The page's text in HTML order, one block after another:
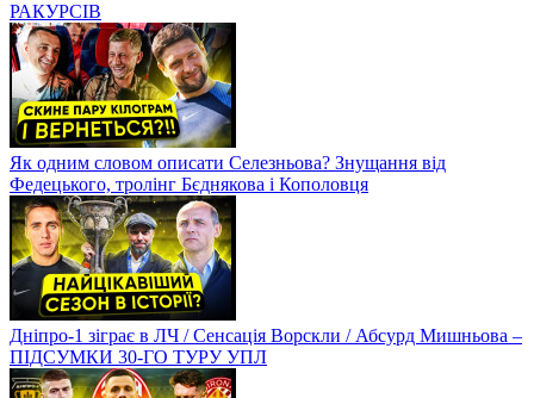
РАКУРСІВ
Як одним словом описати Селезньова? Знущання від
Федецького, тролінг Бєднякова і Кополовця
Дніпро-1 зіграє в ЛЧ / Сенсація Ворскли / Абсурд Мишньова –
ПІДСУМКИ 30-ГО ТУРУ УПЛ